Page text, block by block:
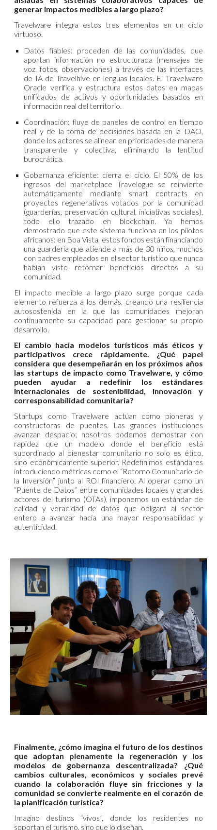
generar impactos medibles a largo plazo?
Travelware integra estos tres elementos en un ciclo
virtuoso.
Datos fiables: proceden de las comunidades, que
aportan información no estructurada (mensajes de
voz, fotos, observaciones) a través de las interfaces
de IA de Travelhive en lenguas locales. El Travelware
Oracle verifica y estructura estos datos en mapas
unificados de activos y oportunidades basados en
información real del territorio.
Coordinación: fluye de paneles de control en tiempo
real y de la toma de decisiones basada en la DAO,
donde los actores se alinean en prioridades de manera
transparente y colectiva, eliminando la lentitud
burocrática.
Gobernanza eficiente: cierra el ciclo. El 50% de los
ingresos del marketplace Travelogue se reinvierte
automáticamente mediante smart contracts en
proyectos regenerativos votados por la comunidad
(guarderías, preservación cultural, iniciativas sociales),
todo ello trazado en blockchain. Ya hemos
demostrado que este sistema funciona en los pilotos
africanos: en Boa Vista, estos fondos están financiando
una guardería que atiende a más de 30 niños, muchos
con padres empleados en el sector turístico que nunca
habían visto retornar beneficios directos a su
comunidad.
El impacto medible a largo plazo surge porque cada
elemento refuerza a los demás, creando una resiliencia
autosostenida en la que las comunidades mejoran
continuamente su capacidad para gestionar su propio
desarrollo.
El cambio hacia modelos turísticos más éticos y
participativos crece rápidamente. ¿Qué papel
considera que desempeñarán en los próximos años
las startups de impacto como Travelware, y cómo
pueden ayudar a redefinir los estándares
internacionales de sostenibilidad, innovación y
corresponsabilidad comunitaria?
Startups como Travelware actúan como pioneras y
constructoras de puentes. Las grandes instituciones
avanzan despacio; nosotros podemos demostrar con
rapidez que un modelo donde el beneficio está
subordinado al bienestar comunitario no solo es ético,
sino económicamente superior. Redefinimos estándares
introduciendo métricas como el “Retorno Comunitario de
la Inversión” junto al ROI financiero. Al operar como un
“Puente de Datos” entre comunidades locales y grandes
actores del turismo (OTAs), imponemos un estándar de
calidad y veracidad de datos que obligará al sector
entero a avanzar hacia una mayor responsabilidad y
autenticidad.
Finalmente, ¿cómo imagina el futuro de los destinos
que adoptan plenamente la regeneración y los
modelos de gobernanza descentralizada? ¿Qué
cambios culturales, económicos y sociales prevé
cuando la colaboración fluye sin fricciones y la
comunidad se convierte realmente en el corazón de
la planificación turística?
Imagino destinos “vivos”, donde los residentes no
soportan el turismo, sino que lo diseñan.